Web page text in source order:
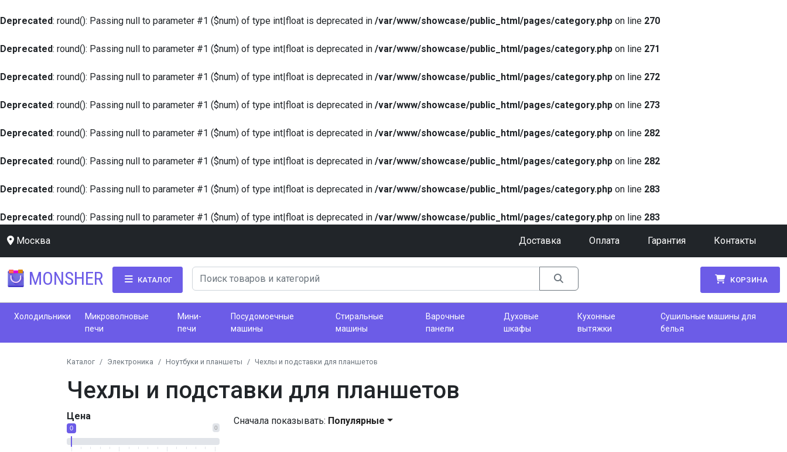
Deprecated: round(): Passing null to parameter #1 ($num) of type int|float is deprecated in /var/www/showcase/public_html/pages/category.php on line 270
Deprecated: round(): Passing null to parameter #1 ($num) of type int|float is deprecated in /var/www/showcase/public_html/pages/category.php on line 271
Deprecated: round(): Passing null to parameter #1 ($num) of type int|float is deprecated in /var/www/showcase/public_html/pages/category.php on line 272
Deprecated: round(): Passing null to parameter #1 ($num) of type int|float is deprecated in /var/www/showcase/public_html/pages/category.php on line 273
Deprecated: round(): Passing null to parameter #1 ($num) of type int|float is deprecated in /var/www/showcase/public_html/pages/category.php on line 282
Deprecated: round(): Passing null to parameter #1 ($num) of type int|float is deprecated in /var/www/showcase/public_html/pages/category.php on line 282
Deprecated: round(): Passing null to parameter #1 ($num) of type int|float is deprecated in /var/www/showcase/public_html/pages/category.php on line 283
Deprecated: round(): Passing null to parameter #1 ($num) of type int|float is deprecated in /var/www/showcase/public_html/pages/category.php on line 283
Москва Доставка Оплата Гарантия Контакты
MONSHER КАТАЛОГ КОРЗИНА
Холодильники
Микроволновые
печи
Мини-
печи
Посудомоечные
машины
Стиральные
машины
Варочные
панели
Духовые
шкафы
Кухонные
вытяжки
Сушильные машины для
белья
Каталог Электроника Ноутбуки и планшеты Чехлы и подставки для планшетов
Чехлы и подставки для планшетов
Цена
0
0
Сначала показывать: Популярные